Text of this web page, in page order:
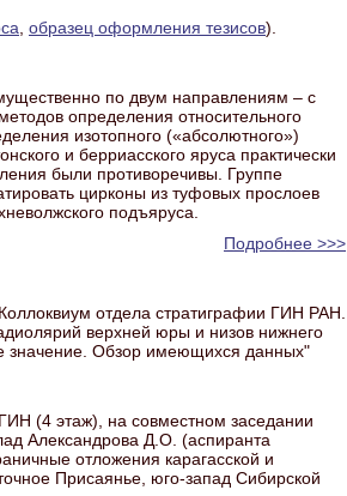
образец оформления тезисов).
по двум направлениям – с
определения относительного
изотопного («абсолютного»)
и берриасского яруса практически
были противоречивы. Группе
цирконы из туфовых прослоев
подъяруса.
Подробнее >>>
отдела стратиграфии ГИН РАН.
верхней юры и низов нижнего
значение. Обзор имеющихся данных"
(4 этаж), на совместном заседании
Александрова Д.О. (аспиранта
отложения карагасской и
Присаянье, юго-запад Сибирской